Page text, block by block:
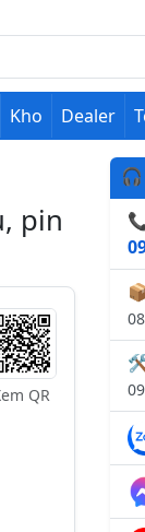
Kho Dealer
pin
QR
🛠️